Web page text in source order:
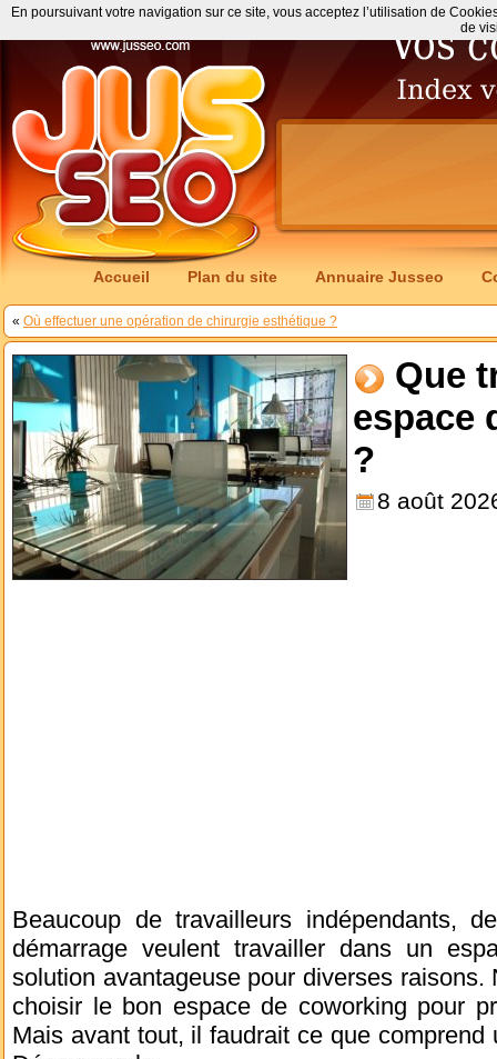
Accueil Plan du site Annuaire Jusseo
« Où effectuer une opération de chirurgie esthétique ?
Que
espace
?
8 août
Beaucoup de travailleurs indépendants,
démarrage veulent travailler dans un
solution avantageuse pour diverses
choisir le bon espace de coworking pour
Mais avant tout, il faudrait ce que
En poursuivant votre navigation sur ce site, vous acceptez l’utilisation de
de